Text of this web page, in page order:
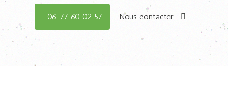
06 77 60 02 57 Nous contacter